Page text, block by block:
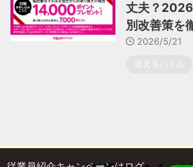
丈夫？
別改善策を
2026/5/21
楽天モバイル